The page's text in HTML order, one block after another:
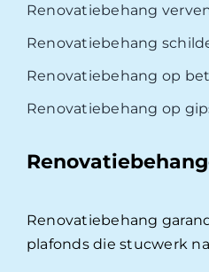
Renovatiebehang
Renovatiebehang
Renovatiebehang op
Renovatiebehang op
Renovatiebehang
plafonds die stucwerk